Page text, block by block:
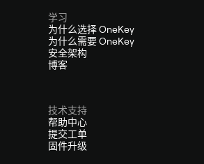
学习
为什么选择 OneKey
为什么需要 OneKey
安全架构
博客
技术支持
帮助中心
提交工单
固件升级